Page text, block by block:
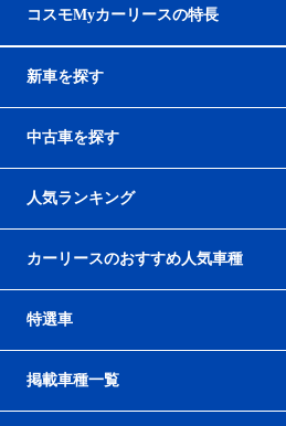
コスモMyカーリースの特長
新車を探す
中古車を探す
人気ランキング
カーリースのおすすめ人気車種
特選車
掲載車種一覧